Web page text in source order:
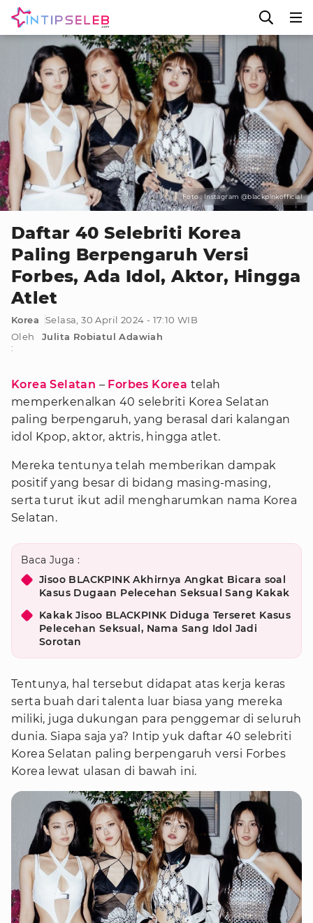
Foto : Instagram @blackpinkofficial
Daftar 40 Selebriti Korea
Paling Berpengaruh Versi
Forbes, Ada Idol, Aktor, Hingga
Atlet
Korea
Selasa, 30 April 2024 - 17:10 WIB
Oleh
:
Julita Robiatul Adawiah
Korea Selatan – Forbes Korea telah
memperkenalkan 40 selebriti Korea Selatan
paling berpengaruh, yang berasal dari kalangan
idol Kpop, aktor, aktris, hingga atlet.
Mereka tentunya telah memberikan dampak
positif yang besar di bidang masing-masing,
serta turut ikut adil mengharumkan nama Korea
Selatan.
Baca Juga :
Jisoo BLACKPINK Akhirnya Angkat Bicara soal
Kasus Dugaan Pelecehan Seksual Sang Kakak
Kakak Jisoo BLACKPINK Diduga Terseret Kasus
Pelecehan Seksual, Nama Sang Idol Jadi
Sorotan
Tentunya, hal tersebut didapat atas kerja keras
serta buah dari talenta luar biasa yang mereka
miliki, juga dukungan para penggemar di seluruh
dunia. Siapa saja ya? Intip yuk daftar 40 selebriti
Korea Selatan paling berpengaruh versi Forbes
Korea lewat ulasan di bawah ini.